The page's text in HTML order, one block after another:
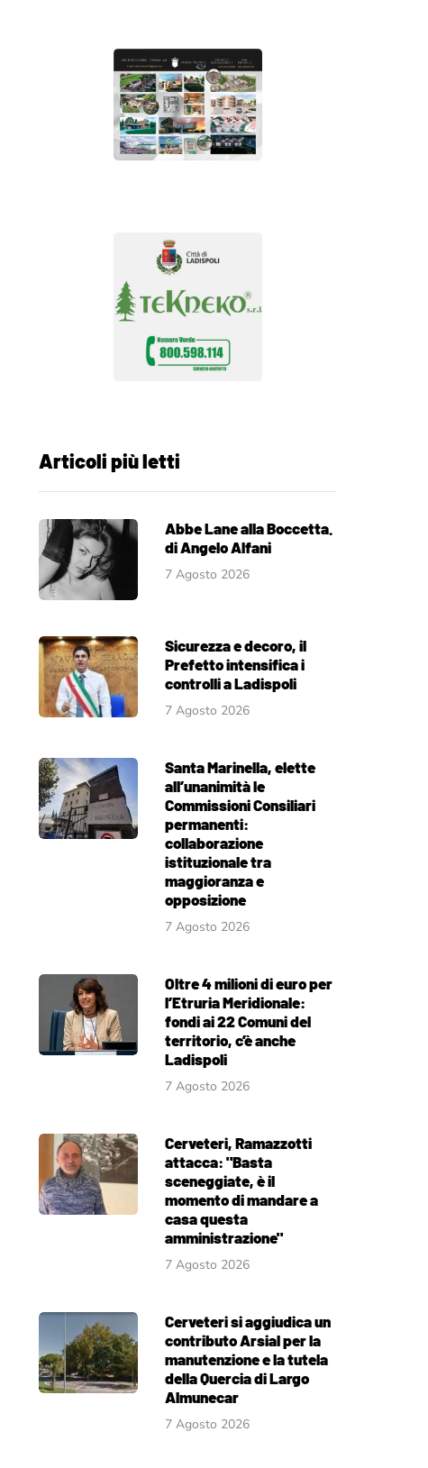
Articoli più letti
Abbe Lane alla Boccetta.
di Angelo Alfani
7 Agosto 2026
Sicurezza e decoro, il
Prefetto intensifica i
controlli a Ladispoli
7 Agosto 2026
Santa Marinella, elette
all’unanimità le
Commissioni Consiliari
permanenti:
collaborazione
istituzionale tra
maggioranza e
opposizione
7 Agosto 2026
Oltre 4 milioni di euro per
l’Etruria Meridionale:
fondi ai 22 Comuni del
territorio, c’è anche
Ladispoli
7 Agosto 2026
Cerveteri, Ramazzotti
attacca: "Basta
sceneggiate, è il
momento di mandare a
casa questa
amministrazione"
7 Agosto 2026
Cerveteri si aggiudica un
contributo Arsial per la
manutenzione e la tutela
della Quercia di Largo
Almunecar
7 Agosto 2026